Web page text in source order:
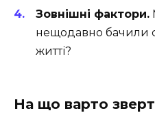
Зовнішні фактори.
нещодавно бачили
житті?
На що варто